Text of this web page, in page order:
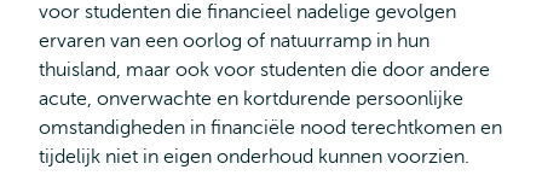
voor studenten die financieel nadelige gevolgen
ervaren van een oorlog of natuurramp in hun
thuisland, maar ook voor studenten die door andere
acute, onverwachte en kortdurende persoonlijke
omstandigheden in financiële nood terechtkomen en
tijdelijk niet in eigen onderhoud kunnen voorzien.